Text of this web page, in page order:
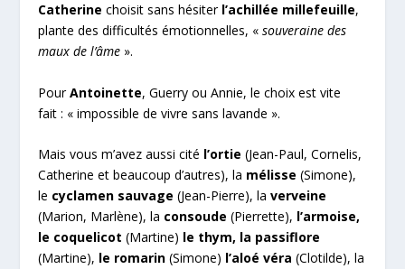
Catherinechoisit sans hésiter l’achillée millefeuille,
plante des difficultés émotionnelles, «souveraine des
maux de l’âme ».
PourAntoinette, Guerry ou Annie, le choix est vite
fait : « impossible de vivre sans lavande ».
Mais vous m’avez aussi cité l’ortie (Jean-Paul, Cornelis,
Catherine et beaucoup d’autres), la mélisse(Simone),
le cyclamen sauvage (Jean-Pierre), laverveine
(Marion, Marlène), la consoude (Pierrette), l’armoise,
le coquelicot (Martine) le thym, la passiflore
(Martine), le romarin(Simone) l’aloé véra (Clotilde), la